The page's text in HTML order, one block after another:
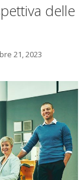
delle
21, 2023